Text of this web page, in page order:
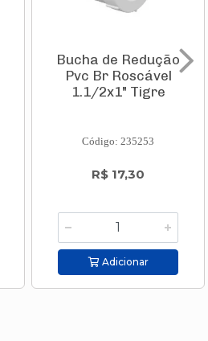
Bucha de Redução
Pvc Br Roscável
1.1/2x1" Tigre
Código: 235253
R$ 17,30
Adicionar